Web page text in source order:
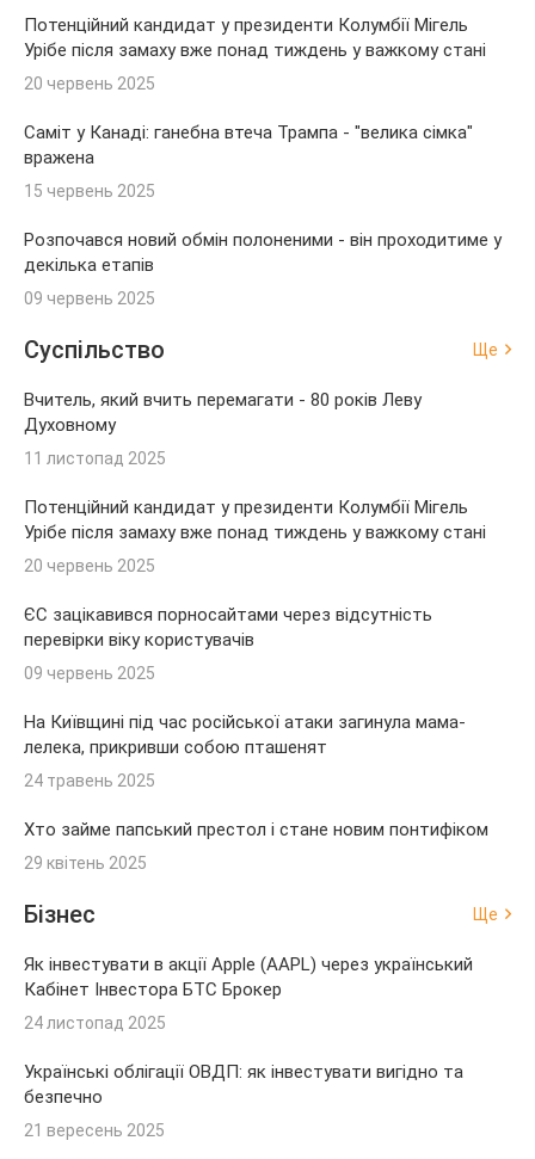
Потенційний кандидат у президенти Колумбії Мігель
Урібе після замаху вже понад тиждень у важкому стані
20 червень 2025
Саміт у Канаді: ганебна втеча Трампа - "велика сімка"
вражена
15 червень 2025
Розпочався новий обмін полоненими - він проходитиме у
декілька етапів
09 червень 2025
Суспільство Ще
Вчитель, який вчить перемагати - 80 років Леву
Духовному
11 листопад 2025
Потенційний кандидат у президенти Колумбії Мігель
Урібе після замаху вже понад тиждень у важкому стані
20 червень 2025
ЄС зацікавився порносайтами через відсутність
перевірки віку користувачів
09 червень 2025
На Київщині під час російської атаки загинула мама-
лелека, прикривши собою пташенят
24 травень 2025
Хто займе папський престол і стане новим понтифіком
29 квітень 2025
Бізнес Ще
Як інвестувати в акції Apple (AAPL) через український
Кабінет Інвестора БТС Брокер
24 листопад 2025
Українські облігації ОВДП: як інвестувати вигідно та
безпечно
21 вересень 2025